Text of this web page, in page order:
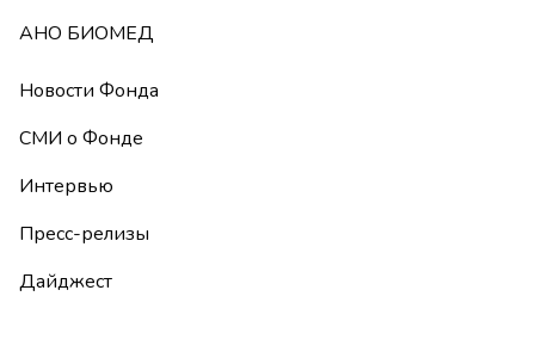
АНО БИОМЕД
Новости Фонда
СМИ о Фонде
Интервью
Пресс-релизы
Дайджест